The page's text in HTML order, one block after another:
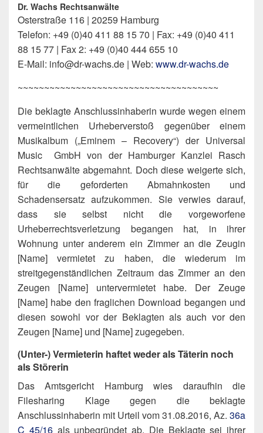
Dr. Wachs Rechtsanwälte
Osterstraße 116 | 20259 Hamburg
Telefon: +49 (0)40 411 88 15 70 | Fax: +49 (0)40 411
88 15 77 | Fax 2: +49 (0)40 444 655 10
E-Mail: info@dr-wachs.de | Web: www.dr-wachs.de
~~~~~~~~~~~~~~~~~~~~~~~~~~~~~~~~~~~~~~
Die beklagte Anschlussinhaberin wurde wegen einem
vermeintlichen Urheberverstoß gegenüber einem
Musikalbum („Eminem – Recovery“) der Universal
Music GmbH von der Hamburger Kanzlei Rasch
Rechtsanwälte abgemahnt. Doch diese weigerte sich,
für die geforderten Abmahnkosten und
Schadensersatz aufzukommen. Sie verwies darauf,
dass sie selbst nicht die vorgeworfene
Urheberrechtsverletzung begangen hat, in ihrer
Wohnung unter anderem ein Zimmer an die Zeugin
[Name] vermietet zu haben, die wiederum im
streitgegenständlichen Zeitraum das Zimmer an den
Zeugen [Name] untervermietet habe. Der Zeuge
[Name] habe den fraglichen Download begangen und
diesen sowohl vor der Beklagten als auch vor den
Zeugen [Name] und [Name] zugegeben.
(Unter-) Vermieterin haftet weder als Täterin noch
als Störerin
Das Amtsgericht Hamburg wies daraufhin die
Filesharing Klage gegen die beklagte
Anschlussinhaberin mit Urteil vom 31.08.2016, Az. 36a
C 45/16als unbegründet ab. Die Beklagte sei ihrer